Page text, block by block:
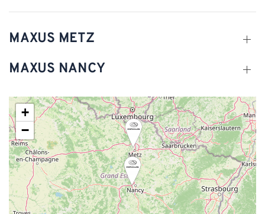
MAXUS METZ
MAXUS NANCY
+
−